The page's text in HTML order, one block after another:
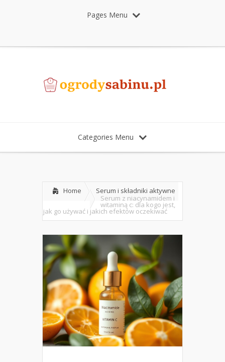
Pages Menu
Categories Menu
Home
Serum i składniki aktywne
Serum z niacynamidem i
witaminą c: dla kogo jest,
jak go używać i jakich efektów oczekiwać